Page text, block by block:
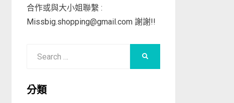
合作或與大小姐聯繫 :
Missbig.shopping@gmail.com謝謝!!
分類